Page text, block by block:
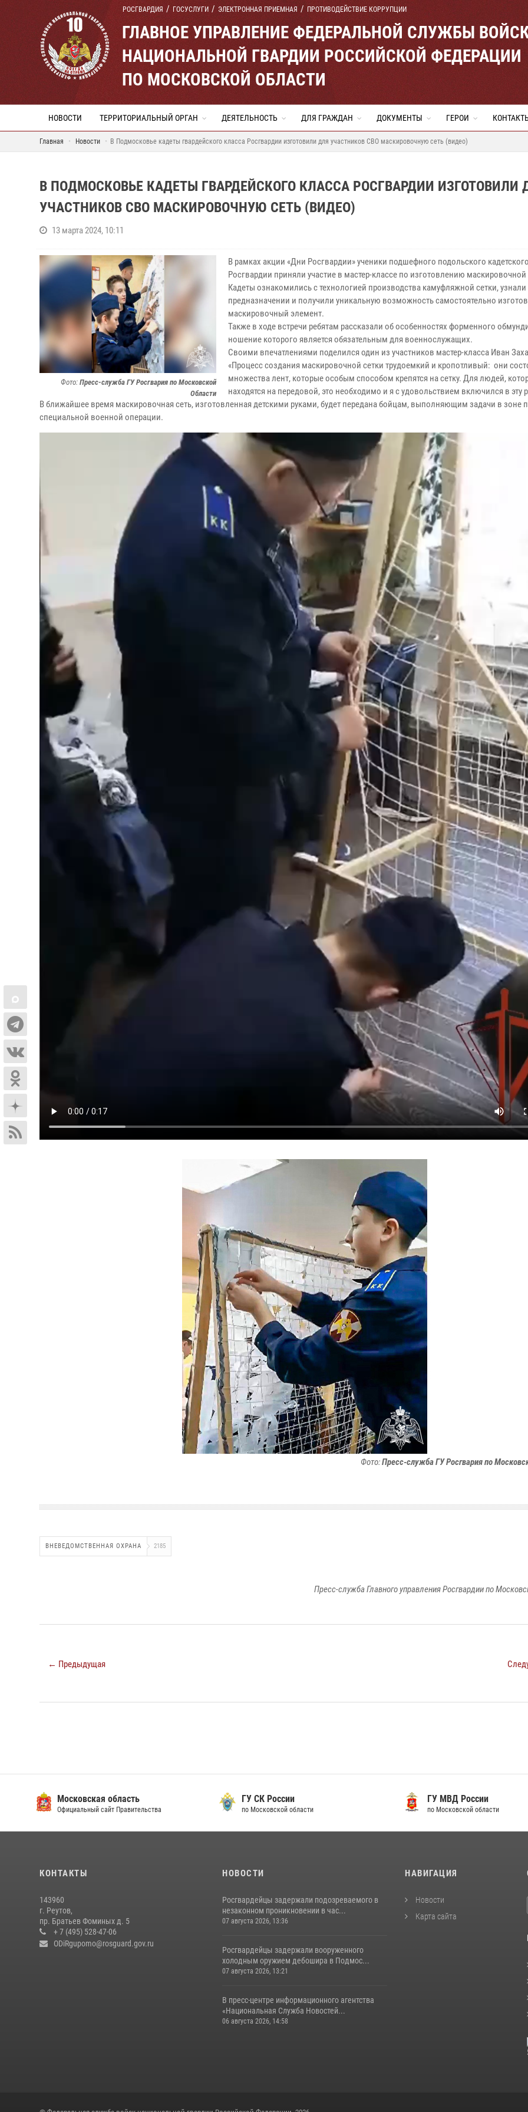
РОСГВАРДИЯ ГОСУСЛУГИ ЭЛЕКТРОННАЯ ПРИЕМНАЯ ПРОТИВОДЕЙСТВИЕ КОРРУПЦИИ
ГЛАВНОЕ УПРАВЛЕНИЕ ФЕДЕРАЛЬНОЙ СЛУЖБЫ
НАЦИОНАЛЬНОЙ ГВАРДИИ РОССИЙСКОЙ ФЕДЕРАЦИИ
ПО МОСКОВСКОЙ ОБЛАСТИ
НОВОСТИ ТЕРРИТОРИАЛЬНЫЙ ОРГАН ДЕЯТЕЛЬНОСТЬ ДЛЯ ГРАЖДАН ДОКУМЕНТЫ ГЕРОИ
Главная Новости В Подмосковье кадеты гвардейского класса Росгвардии изготовили для участников СВО маскировочную сеть (видео)
В ПОДМОСКОВЬЕ КАДЕТЫ ГВАРДЕЙСКОГО КЛАССА РОСГВАРДИИ ИЗГОТОВИЛИ
УЧАСТНИКОВ СВО МАСКИРОВОЧНУЮ СЕТЬ (ВИДЕО)
13 марта 2024, 10:11
Фото: Пресс-служба ГУ Росгвария по Московской
Области
В рамках акции «Дни Росгвардии» ученики подшефного подольского
Росгвардии приняли участие в мастер-классе по изготовлению маскировочной
Кадеты ознакомились с технологией производства камуфляжной сетки, узнали
предназначении и получили уникальную возможность самостоятельно
маскировочный элемент.
Также в ходе встречи ребятам рассказали об особенностях форменного
ношение которого является обязательным для военнослужащих.
Своими впечатлениями поделился один из участников мастер-класса Иван
«Процесс создания маскировочной сетки трудоемкий и кропотливый: они
множества лент, которые особым способом крепятся на сетку. Для людей,
находятся на передовой, это необходимо и я с удовольствием включился в эту
В ближайшее время маскировочная сеть, изготовленная детскими руками, будет передана бойцам, выполняющим задачи в зоне
специальной военной операции.
Фото:Пресс-служба ГУ Росгвария по
ВНЕВЕДОМСТВЕННАЯ ОХРАНА 2185
Пресс-служба Главного управления Росгвардии по
← Предыдущая
Московская область
Официальный сайт Правительства
ГУ СК России
по Московской области
ГУ МВД России
по Московской области
КОНТАКТЫ
143960
г. Реутов,
пр. Братьев Фоминых д. 5
+ 7 (495) 528-47-06
ODiRgupomo@rosguard.gov.ru
НОВОСТИ
Росгвардейцы задержали подозреваемого в
незаконном проникновении в час...
07 августа 2026, 13:36
Росгвардейцы задержали вооруженного
холодным оружием дебошира в Подмос...
07 августа 2026, 13:21
В пресс-центре информационного агентства
«Национальная Служба Новостей...
06 августа 2026, 14:58
НАВИГАЦИЯ
Новости
Карта сайта